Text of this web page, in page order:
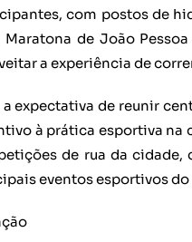
com postos de
Maratona de João
a experiência de
expectativa de reunir
à prática esportiva na
de rua da cidade,
eventos esportivos do